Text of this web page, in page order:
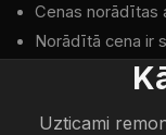
Cenas norādītas
Norādītā cena ir
Uzticami